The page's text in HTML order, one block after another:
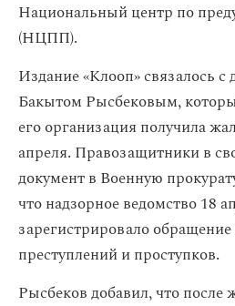
Национальный центр по
(НЦПП).
Издание «Клооп» связалось
Бакытом Рысбековым,
его организация получила
апреля. Правозащитники в
документ в Военную
что надзорное ведомство 18
зарегистрировало
преступлений и проступков.
Рысбеков добавил, что после